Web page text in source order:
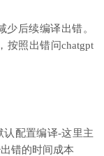
后续编译出错。
按照出错问chatgpt
认配置编译-这里主
错的时间成本